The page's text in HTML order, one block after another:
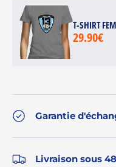
T-SHIRT
29.90€
Garantie
Livraison sous